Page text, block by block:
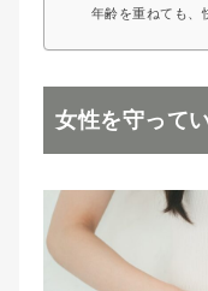
年齢を重ねても、
女性を守って